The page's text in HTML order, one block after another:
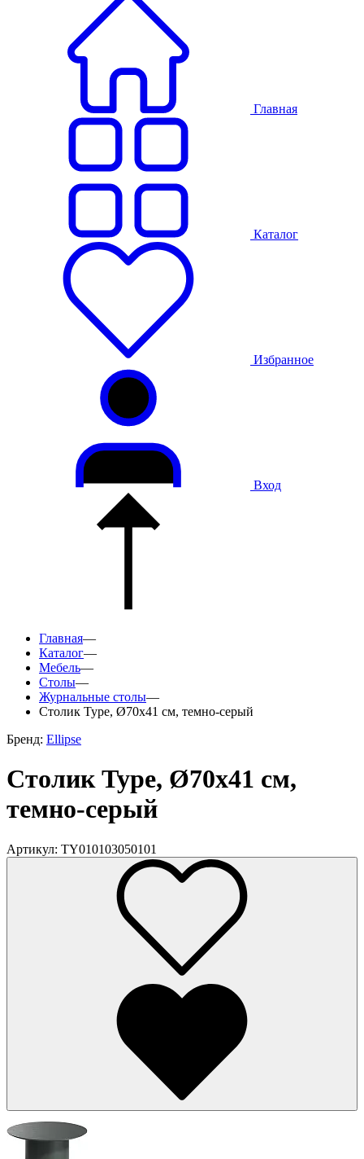
Главная
Каталог
Избранное
Вход
Главная—
Каталог—
Мебель—
Столы—
Журнальные столы—
Столик Type, Ø70х41 см, темно-серый
Бренд: Ellipse
Столик Type, Ø70х41 см,
темно-серый
Артикул: TY010103050101